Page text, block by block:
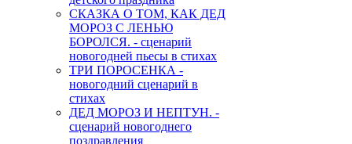
СКАЗКА О ТОМ, КАК ДЕД
МОРОЗ С ЛЕНЬЮ
БОРОЛСЯ. - сценарий
новогодней пьесы в стихах
ТРИ ПОРОСЕНКА -
новогодний сценарий в
стихах
ДЕД МОРОЗ И НЕПТУН. -
сценарий новогоднего
поздравления